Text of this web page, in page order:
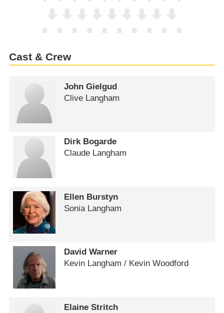
Cast & Crew
John Gielgud
Clive Langham
Dirk Bogarde
Claude Langham
Ellen Burstyn
Sonia Langham
David Warner
Kevin Langham /​ Kevin Woodford
Elaine Stritch